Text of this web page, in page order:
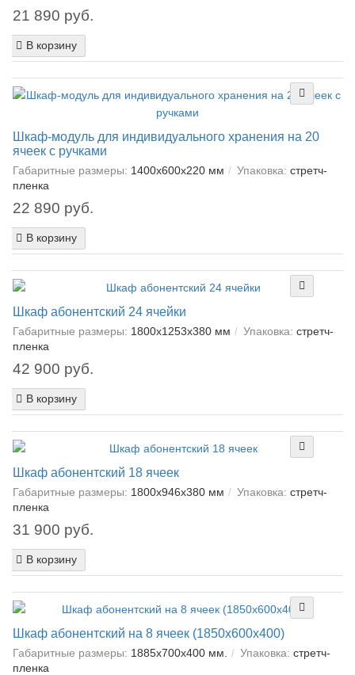
21 890 руб.
В корзину
Шкаф-модуль для индивидуального хранения на 20
ячеек с ручками
Габаритные размеры: 1400х600х220 мм Упаковка: cтретч-
пленка
22 890 руб.
В корзину
Шкаф абонентский 24 ячейки
Габаритные размеры: 1800х1253х380 мм Упаковка: cтретч-
пленка
42 900 руб.
В корзину
Шкаф абонентский 18 ячеек
Габаритные размеры: 1800х946х380 мм Упаковка: cтретч-
пленка
31 900 руб.
В корзину
Шкаф абонентский на 8 ячеек (1850х600х400)
Габаритные размеры: 1885х700х400 мм. Упаковка: cтретч-
пленка